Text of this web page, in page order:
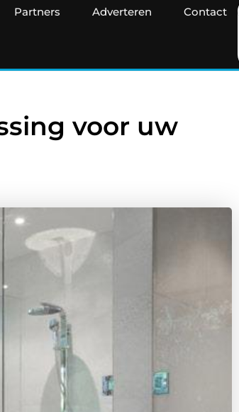
Partners Adverteren Contact
voor uw